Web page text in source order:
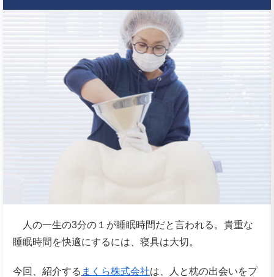
人の一生の3分の１が睡眠時間だと言われる。貴重な
睡眠時間を快適にするには、寝具は大切。
今回、紹介する まくら株式会社は、人と枕の出会いをプ